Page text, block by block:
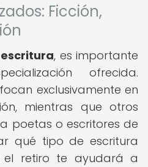
Ficción,
, es importante
ofrecida.
exclusivamente en
mientras que otros
poetas o escritores de
qué tipo de escritura
el retiro te ayudará a